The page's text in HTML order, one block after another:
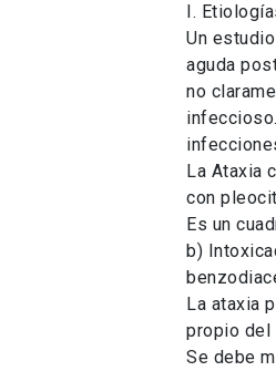
I.
Un
aguda
no
La Ataxia
con
Es un
b)
La ataxia
propio del
Se debe